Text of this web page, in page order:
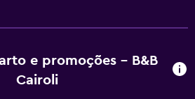
produtos de toalete de
cabelo. Os hóspedes podem
e promoções - B&B
Cairoli